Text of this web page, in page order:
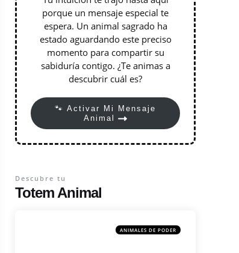
porque un mensaje especial te
espera. Un animal sagrado ha
estado aguardando este preciso
momento para compartir su
sabiduría contigo. ¿Te animas a
descubrir cuál es?
🐾 Activar Mi Mensaje
Animal
Totem Animal
Descubre tu
ANIMALES DE PODER